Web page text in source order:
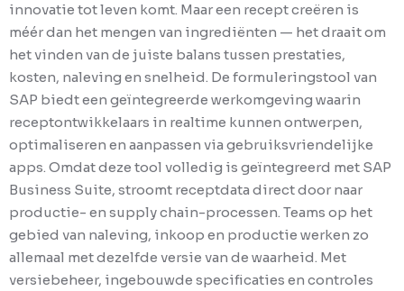
innovatie tot leven komt. Maar een recept creëren is
méér dan het mengen van ingrediënten — het draait om
het vinden van de juiste balans tussen prestaties,
kosten, naleving en snelheid. De formuleringstool van
SAP biedt een geïntegreerde werkomgeving waarin
receptontwikkelaars in realtime kunnen ontwerpen,
optimaliseren en aanpassen via gebruiksvriendelijke
apps. Omdat deze tool volledig is geïntegreerd met SAP
Business Suite, stroomt receptdata direct door naar
productie- en supply chain-processen. Teams op het
gebied van naleving, inkoop en productie werken zo
allemaal met dezelfde versie van de waarheid. Met
versiebeheer, ingebouwde specificaties en controles